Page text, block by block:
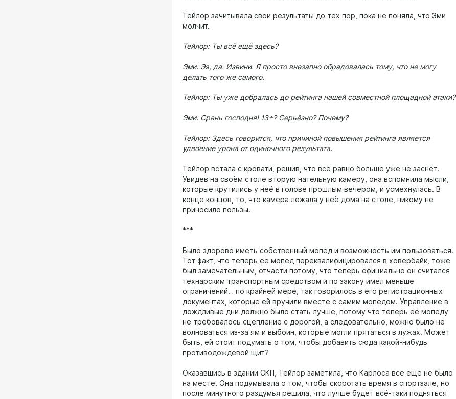
Тейлор зачитывала свои результаты до тех пор, пока не поняла, что Эми
молчит.
Тейлор: Ты всё ещё здесь?
Эми: Ээ, да. Извини. Я просто внезапно обрадовалась тому, что не могу
делать того же самого.
Тейлор: Ты уже добралась до рейтинга нашей совместной площадной атаки?
Эми: Срань господня! 13+? Серьёзно? Почему?
Тейлор: Здесь говорится, что причиной повышения рейтинга является
удвоение урона от одиночного результата.
Тейлор встала с кровати, решив, что всё равно больше уже не заснёт.
Увидев на своём столе вторую нательную камеру, она вспомнила мысли,
которые крутились у неё в голове прошлым вечером, и усмехнулась. В
конце концов, то, что камера лежала у неё дома на столе, никому не
приносило пользы.
***
Было здорово иметь собственный мопед и возможность им пользоваться.
Тот факт, что теперь её мопед переквалифицировался в ховербайк, тоже
был замечательным, отчасти потому, что теперь официально он считался
технарским транспортным средством и по закону имел меньше
ограничений… по крайней мере, так говорилось в его регистрационных
документах, которые ей вручили вместе с самим мопедом. Управление в
дождливые дни должно было стать лучше, потому что теперь её мопеду
не требовалось сцепление с дорогой, а следовательно, можно было не
волноваться из-за ям и выбоин, которые могли прятаться в лужах. Может
быть, ей стоит подумать о том, чтобы добавить сюда какой-нибудь
противодождевой щит?
Оказавшись в здании СКП, Тейлор заметила, что Карлоса всё ещё не было
на месте. Она подумывала о том, чтобы скоротать время в спортзале, но
после минутного раздумья решила, что лучше будет всё-таки подняться